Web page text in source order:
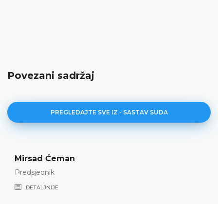
Povezani sadržaj
PREGLEDAJTE SVE IZ - SASTAV SUDA
Mirsad Ćeman
Predsjednik
DETALJNIJE